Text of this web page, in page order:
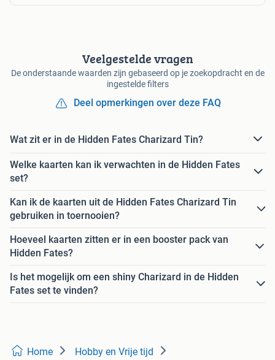
Veelgestelde vragen
De onderstaande waarden zijn gebaseerd op je zoekopdracht en de
ingestelde filters
Deel opmerkingen over deze FAQ
Wat zit er in de Hidden Fates Charizard Tin?
Welke kaarten kan ik verwachten in de Hidden Fates
set?
Kan ik de kaarten uit de Hidden Fates Charizard Tin
gebruiken in toernooien?
Hoeveel kaarten zitten er in een booster pack van
Hidden Fates?
Is het mogelijk om een shiny Charizard in de Hidden
Fates set te vinden?
Home Hobby en Vrije tijd